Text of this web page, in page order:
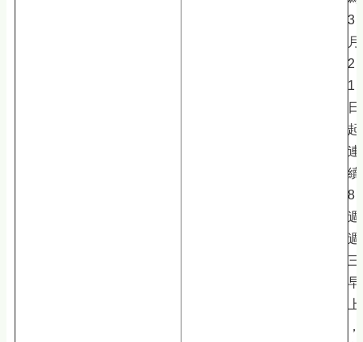
3
月
2
1
日
起
連
續
8
週
週
三
早
上
，